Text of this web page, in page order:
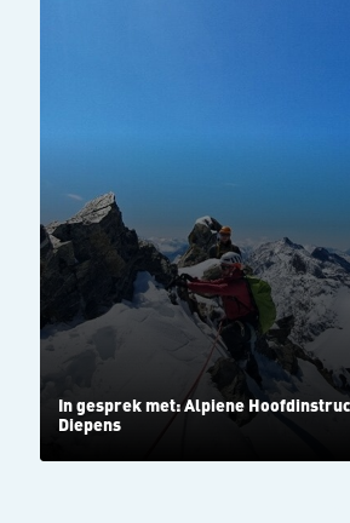
In gesprek met: Alpiene
Diepens